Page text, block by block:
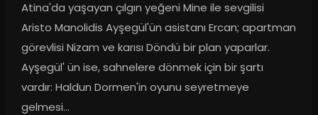
Atina'da yaşayan çılgın yeğeni Mine ile sevgilisi
Aristo Manolidis Ayşegül'ün asistanı Ercan; apartman
görevlisi Nizam ve karısı Döndü bir plan yaparlar.
Ayşegül' ün ise, sahnelere dönmek için bir şartı
vardır: Haldun Dormen'in oyunu seyretmeye
gelmesi…